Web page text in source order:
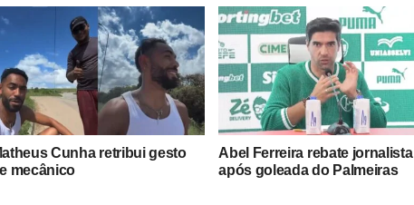
Cunha retribui gesto
mecânico
Abel Ferreira rebate jornalista
após goleada do Palmeiras